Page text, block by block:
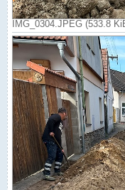
IMG_0304.JPEG (533.8